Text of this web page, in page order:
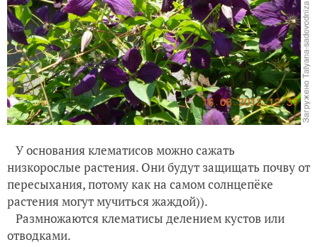
У основания клематисов можно сажать
низкорослые растения. Они будут защищать почву от
пересыхания, потому как на самом солнцепёке
растения могут мучиться жаждой)).
Размножаются клематисы делением кустов или
отводками.